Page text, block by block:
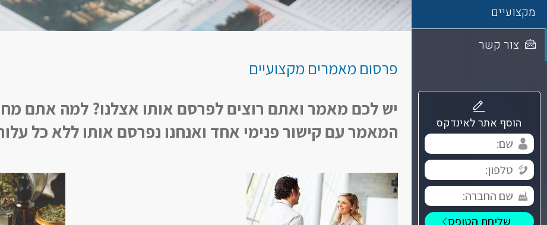
the
industry
since
anime.to
quality.elegant
style
the
characteristics
swiss
www.replicacrr.ru
.come
מקצועיים
צור קשר
הוסף אתר לאינדקס
פרסום מאמרים מקצועיים
יש לכם מאמר ואתם רוצים לפרסם אותו אצלנו? למה אתם
המאמר עם קישור פנימי אחד ואנחנו נפרסם אותו ללא כל